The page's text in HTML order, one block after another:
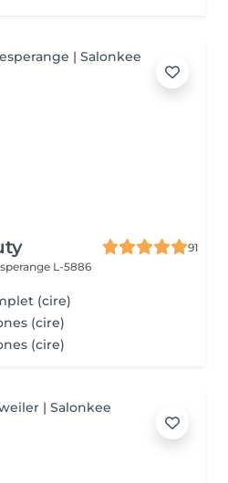
91
L-5886
(cire)
(cire)
(cire)